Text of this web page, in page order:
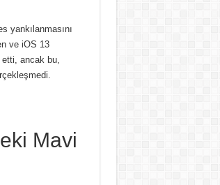
yankılanmasını
ve iOS 13
etti, ancak bu,
Mavi